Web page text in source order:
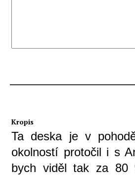
Kropis
Ta deska je v
okolností protočil i s
bych viděl tak za 80